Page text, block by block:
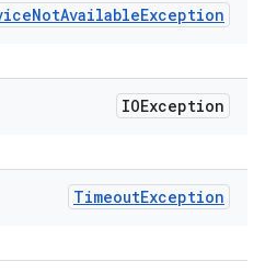
NotAvailableException
IOException
TimeoutException